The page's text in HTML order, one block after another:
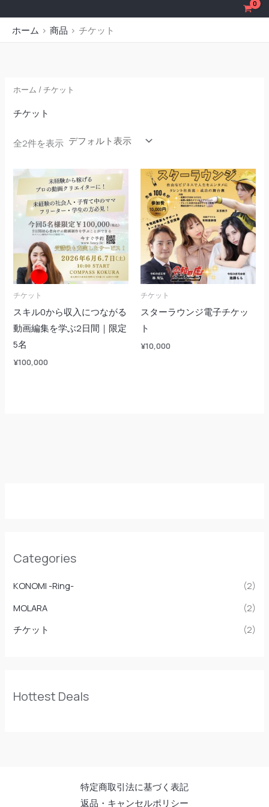
ホーム 商品 チケット
Categories
KONOMI -Ring-
(2)
MOLARA
(2)
チケット
(2)
Hottest Deals
ホーム / チケット
チケット
全2件を表示
チケット
スキル0から収入につながる
動画編集を学ぶ2日間｜限定
5名
¥100,000
チケット
スターラウンジ電子チケッ
ト
¥10,000
特定商取引法に基づく表記
返品・キャンセルポリシー